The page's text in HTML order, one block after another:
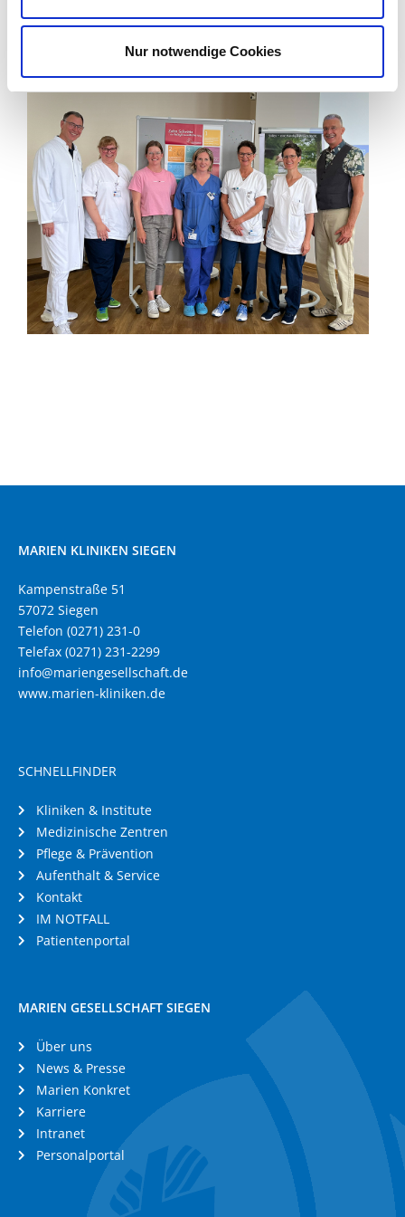
Nur notwendige Cookies
MARIEN KLINIKEN SIEGEN
Kampenstraße 51
57072 Siegen
Telefon (0271) 231-0
Telefax (0271) 231-2299
info@mariengesellschaft.de
www.marien-kliniken.de
SCHNELLFINDER
Kliniken & Institute
Medizinische Zentren
Pflege & Prävention
Aufenthalt & Service
Kontakt
IM NOTFALL
Patientenportal
MARIEN GESELLSCHAFT SIEGEN
Über uns
News & Presse
Marien Konkret
Karriere
Intranet
Personalportal